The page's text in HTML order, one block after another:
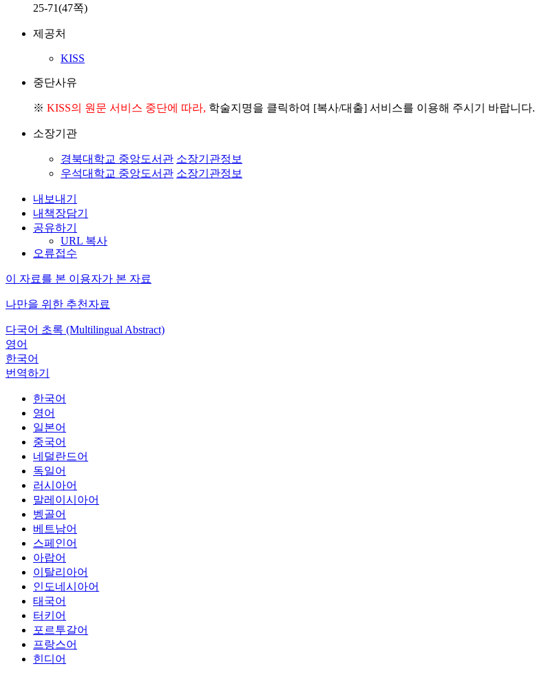
25-71(47쪽)
제공처
KISS
중단사유
※ KISS의 원문 서비스 중단에 따라, 학술지명을 클릭하여 [복사/대출] 서비스를 이용해 주시기 바랍니다.
소장기관
경북대학교 중앙도서관 소장기관정보
우석대학교 중앙도서관 소장기관정보
내보내기
내책장담기
공유하기
URL 복사
오류접수
이 자료를 본 이용자가 본 자료
나만을 위한 추천자료
다국어 초록 (Multilingual Abstract)
영어
한국어
번역하기
한국어
영어
일본어
중국어
네덜란드어
독일어
러시아어
말레이시아어
벵골어
베트남어
스페인어
아랍어
이탈리아어
인도네시아어
태국어
터키어
포르투갈어
프랑스어
힌디어